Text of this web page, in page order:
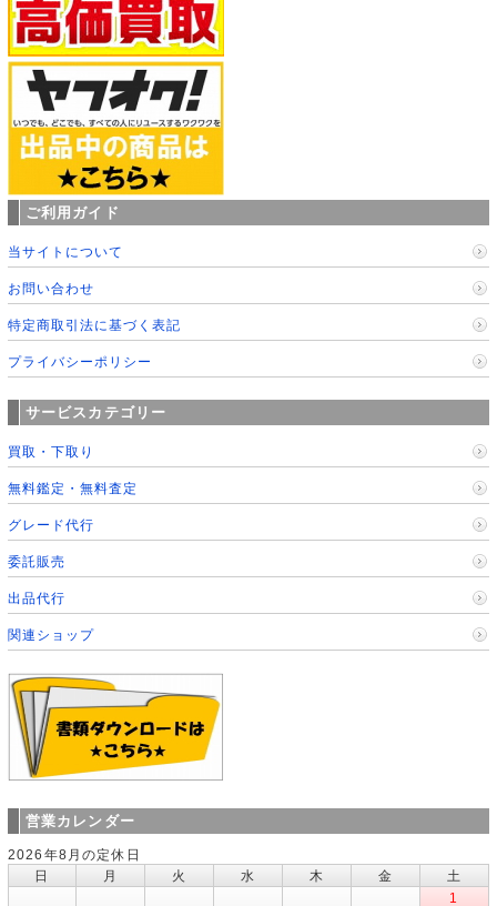
ご利用ガイド
当サイトについて
お問い合わせ
特定商取引法に基づく表記
プライバシーポリシー
サービスカテゴリー
買取・下取り
無料鑑定・無料査定
グレード代行
委託販売
出品代行
関連ショップ
営業カレンダー
2026年8月の定休日
日
月 火 水 木 金
土
1